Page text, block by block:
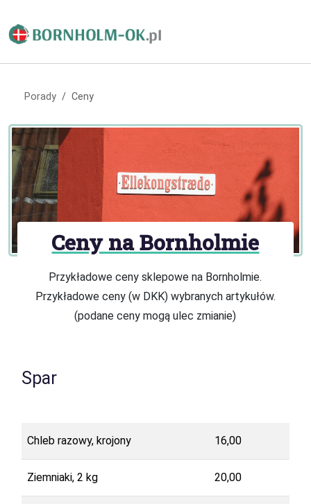
Porady Ceny
Ceny na Bornholmie
Przykładowe ceny sklepowe na Bornholmie.
Przykładowe ceny (w DKK) wybranych artykułów.
(podane ceny mogą ulec zmianie)
Spar
Chleb razowy, krojony 16,00
Ziemniaki, 2 kg 20,00